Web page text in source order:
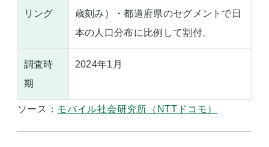
リング
歳刻み）・都道府県のセグメントで日
本の人口分布に比例して割付。
調査時
期
2024年1月
ソース： モバイル社会研究所（NTTドコモ）